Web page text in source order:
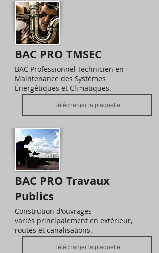
BAC PRO TMSEC
BAC Professionnel Technicien en
Maintenance des Systèmes
Énergétiques et Climatiques.
Télécharger la plaquette
BAC PRO Travaux
Publics
Constrution d'ouvrages
variés principalement en extérieur,
routes et canalisations.
Télécharger la plaquette